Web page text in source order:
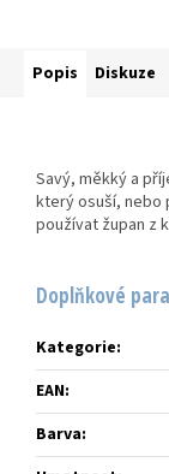
Popis Diskuze
Savý, měkký a
který osuší, nebo
používat župan z
Doplňkové
Kategorie:
EAN:
Barva: